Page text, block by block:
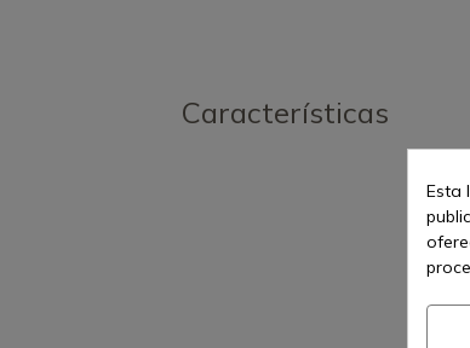
Características
Esta